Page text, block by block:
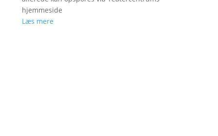
hjemmeside
Læs mere